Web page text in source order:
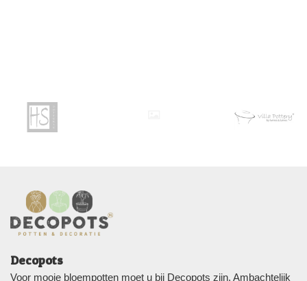
Decopots
Voor mooie bloempotten moet u bij Decopots zijn. Ambachtelijk